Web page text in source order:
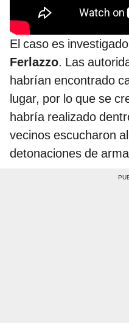
El caso es
Ferlazzo. Las
habrían encontrado
lugar, por lo que se
habría realizado
vecinos escucharon
detonaciones de